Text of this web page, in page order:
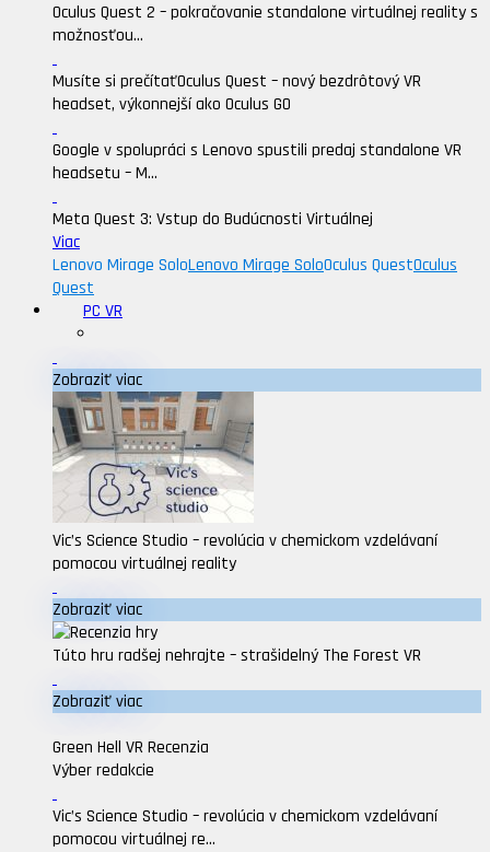
Oculus Quest 2 – pokračovanie standalone virtuálnej reality s
možnosťou...
Musíte si prečítaťOculus Quest – nový bezdrôtový VR
headset, výkonnejší ako Oculus GO
Google v spolupráci s Lenovo spustili predaj standalone VR
headsetu – M...
Meta Quest 3: Vstup do Budúcnosti Virtuálnej
Viac
Lenovo Mirage SoloLenovo Mirage SoloOculus QuestOculus
Quest
PC VR
Zobraziť viac
Vic’s Science Studio – revolúcia v chemickom vzdelávaní
pomocou virtuálnej reality
Zobraziť viac
Túto hru radšej nehrajte – strašidelný The Forest VR
Zobraziť viac
Green Hell VR Recenzia
Výber redakcie
Vic’s Science Studio – revolúcia v chemickom vzdelávaní
pomocou virtuálnej re...